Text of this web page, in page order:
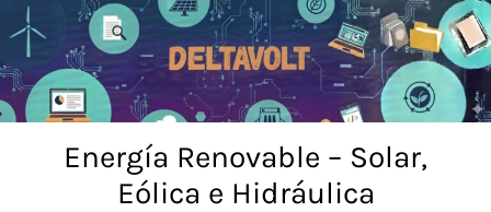
Saltar
al
contenido
Energía Renovable – Solar,
Eólica e Hidráulica